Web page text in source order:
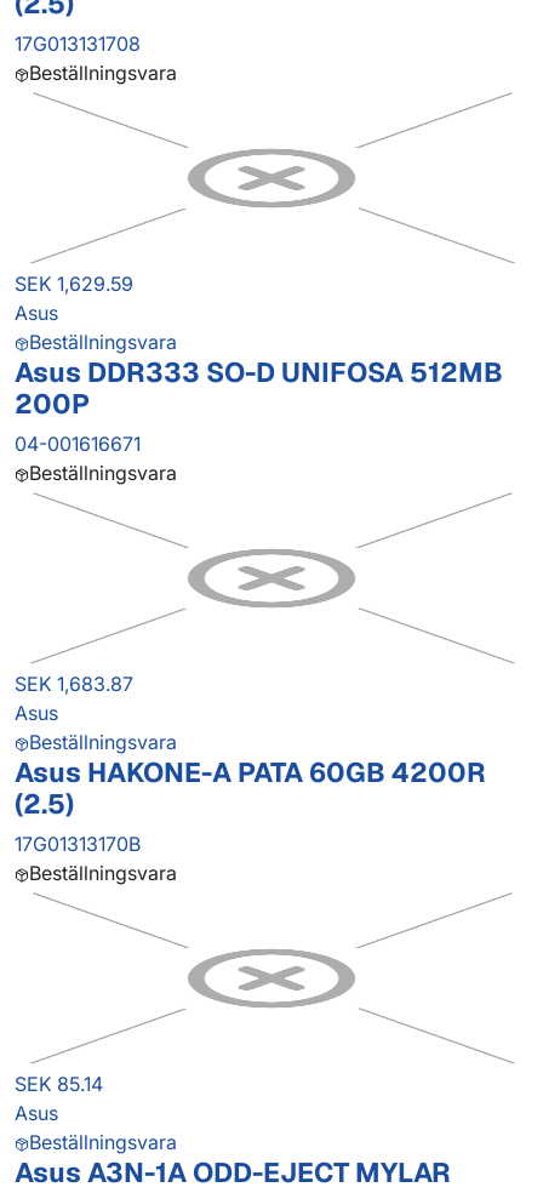
17G013131708
Beställningsvara
SEK 1,629.59
Asus
Beställningsvara
Asus DDR333 SO-D UNIFOSA 512MB
200P
04-001616671
Beställningsvara
SEK 1,683.87
Asus
Beställningsvara
Asus HAKONE-A PATA 60GB 4200R
(2.5)
17G01313170B
Beställningsvara
SEK 85.14
Asus
Beställningsvara
Asus A3N-1A ODD-EJECT MYLAR